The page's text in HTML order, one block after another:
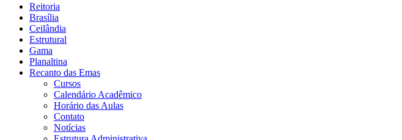
Reitoria
Brasília
Ceilândia
Estrutural
Gama
Planaltina
Recanto das Emas
Cursos
Calendário Acadêmico
Horário das Aulas
Contato
Notícias